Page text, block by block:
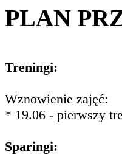
PLAN
Treningi:
Wznowienie zajęć:
* 19.06 - pierwszy
Sparingi: